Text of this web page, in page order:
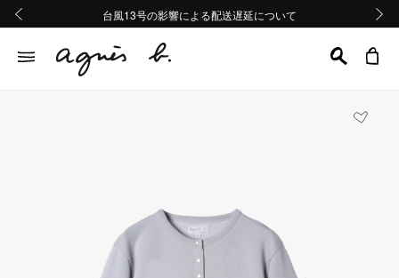
熊本地域地震の影響による配送遅延について
Summer Sale 2buy10%OFF!!
台風13号の影響による配送遅延について
熊本地域地震の影響による配送遅延について
Summer Sale 2buy10%OFF!!